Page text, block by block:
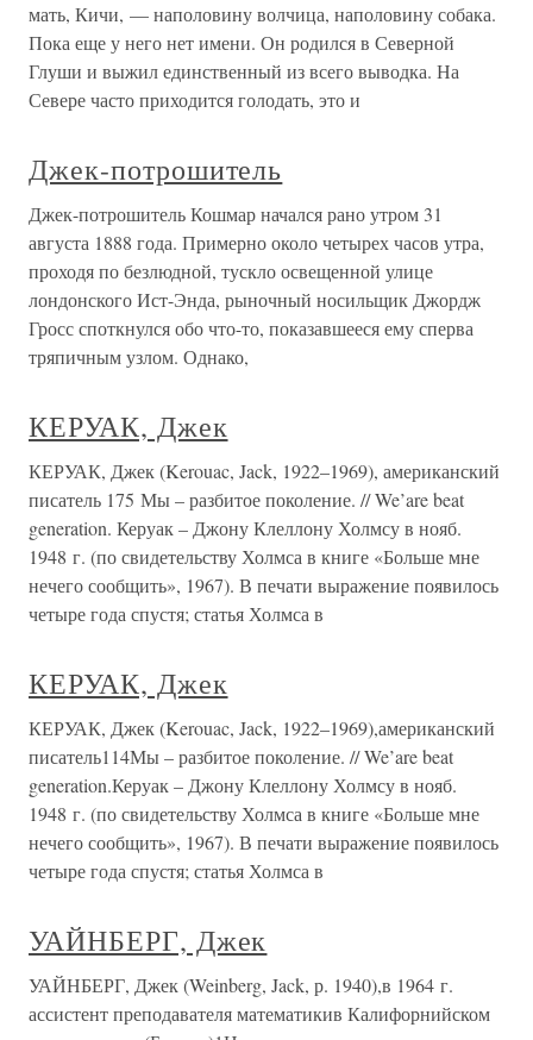
мать, Кичи, — наполовину волчица, наполовину собака.
Пока еще у него нет имени. Он родился в Северной
Глуши и выжил единственный из всего выводка. На
Севере часто приходится голодать, это и
Джек-потрошитель
Джек-потрошитель Кошмар начался рано утром 31
августа 1888 года. Примерно около четырех часов утра,
проходя по безлюдной, тускло освещенной улице
лондонского Ист-Энда, рыночный носильщик Джордж
Гросс споткнулся обо что-то, показавшееся ему сперва
тряпичным узлом. Однако,
КЕРУАК, Джек
КЕРУАК, Джек (Kerouac, Jack, 1922–1969), американский
писатель 175 Мы – разбитое поколение. // We’are beat
generation. Керуак – Джону Клеллону Холмсу в нояб.
1948 г. (по свидетельству Холмса в книге «Больше мне
нечего сообщить», 1967). В печати выражение появилось
четыре года спустя; статья Холмса в
КЕРУАК, Джек
КЕРУАК, Джек (Kerouac, Jack, 1922–1969),американский
писатель114Мы – разбитое поколение. // We’are beat
generation.Керуак – Джону Клеллону Холмсу в нояб.
1948 г. (по свидетельству Холмса в книге «Больше мне
нечего сообщить», 1967). В печати выражение появилось
четыре года спустя; статья Холмса в
УАЙНБЕРГ, Джек
УАЙНБЕРГ, Джек (Weinberg, Jack, р. 1940),в 1964 г.
ассистент преподавателя математикив Калифорнийском